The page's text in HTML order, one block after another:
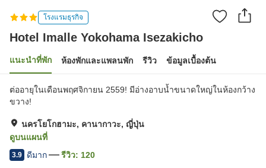
โรงแรมธุรกิจ
Hotel Imalle Yokohama Isezakicho
แนะนำที่พัก ห้องพักและแพลนพัก รีวิว ข้อมูลเบื้องต้น
ต่ออายุในเดือนพฤศจิกายน 2559! มีอ่างอาบน้ำขนาดใหญ่ในห้องกว้าง
ขวาง!
นครโยโกฮามะ, คานากาวะ, ญี่ปุ่น
ดูบนแผนที่
3.9 ดีมาก รีวิว: 120